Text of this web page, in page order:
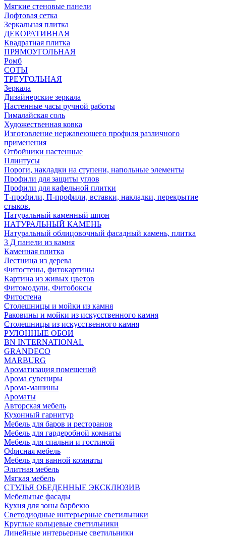
Мягкие стеновые панели
Лофтовая сетка
Зеркальная плитка
ДЕКОРАТИВНАЯ
Квадратная плитка
ПРЯМОУГОЛЬНАЯ
Ромб
СОТЫ
ТРЕУГОЛЬНАЯ
Зеркала
Дизайнерские зеркала
Настенные часы ручной работы
Гималайская соль
Художественная ковка
Изготовление нержавеющего профиля различного
применения
Отбойники настенные
Плинтусы
Пороги, накладки на ступени, напольные элементы
Профили для защиты углов
Профили для кафельной плитки
Т-профили, П-профили, вставки, накладки, перекрытие
стыков.
Натуральный каменный шпон
НАТУРАЛЬНЫЙ КАМЕНЬ
Натуральный облицовочный фасадный камень, плитка
3 Д панели из камня
Каменная плитка
Лестница из дерева
Фитостены, фитокартины
Картина из живых цветов
Фитомодули, Фитобоксы
Фитостена
Столешницы и мойки из камня
Раковины и мойки из искусственного камня
Столешницы из искусственного камня
РУЛОННЫЕ ОБОИ
BN INTERNATIONAL
GRANDECO
MARBURG
Ароматизация помещений
Арома сувениры
Арома-машины
Ароматы
Авторская мебель
Кухонный гарнитур
Мебель для баров и ресторанов
Мебель для гардеробной комнаты
Мебель для спальни и гостиной
Офисная мебель
Мебель для ванной комнаты
Элитная мебель
Мягкая мебель
СТУЛЬЯ ОБЕДЕННЫЕ ЭКСКЛЮЗИВ
Мебельные фасады
Кухня для зоны барбекю
Светодиодные интерьерные светильники
Круглые кольцевые светильники
Линейные интерьерные светильники